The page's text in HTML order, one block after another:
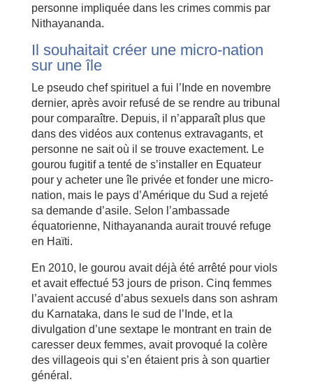
personne impliquée dans les crimes commis par
Nithayananda.
Il souhaitait créer une micro-nation
sur une île
Le pseudo chef spirituel a fui l’Inde en novembre
dernier, après avoir refusé de se rendre au tribunal
pour comparaître. Depuis, il n’apparaît plus que
dans des vidéos aux contenus extravagants, et
personne ne sait où il se trouve exactement. Le
gourou fugitif a tenté de s’installer en Equateur
pour y acheter une île privée et fonder une micro-
nation, mais le pays d’Amérique du Sud a rejeté
sa demande d’asile. Selon l’ambassade
équatorienne, Nithayananda aurait trouvé refuge
en Haïti.
En 2010, le gourou avait déjà été arrêté pour viols
et avait effectué 53 jours de prison. Cinq femmes
l’avaient accusé d’abus sexuels dans son ashram
du Karnataka, dans le sud de l’Inde, et la
divulgation d’une sextape le montrant en train de
caresser deux femmes, avait provoqué la colère
des villageois qui s’en étaient pris à son quartier
général.